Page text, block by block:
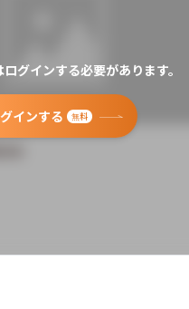
グインする必要があります。
インする 無料